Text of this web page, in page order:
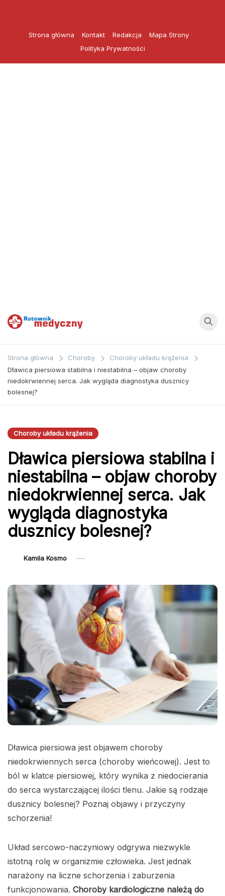
Strona główna Kontakt Redakcja
Mapa Strony
Polityka Prywatności
Ratownik
Medyczny
zagadnieniom z
dziedziny
medycyny oraz
bezpośrednio
medycznego.
Strona główna Choroby
Choroby układu krążenia
Dławica piersiowa stabilna i niestabilna – objaw choroby
niedokrwiennej serca. Jak wygląda diagnostyka dusznicy
bolesnej?
Choroby układu krążenia
Dławica piersiowa stabilna i
niestabilna – objaw choroby
niedokrwiennej serca. Jak
wygląda diagnostyka
dusznicy bolesnej?
Kamila Kosmo
Dławica piersiowa jest objawem choroby
niedokrwiennych serca (choroby wieńcowej). Jest to
ból w klatce piersiowej, który wynika z niedocierania
do serca wystarczającej ilości tlenu. Jakie są rodzaje
dusznicy bolesnej? Poznaj objawy i przyczyny
schorzenia!
Układ sercowo-naczyniowy odgrywa niezwykle
istotną rolę w organizmie człowieka. Jest jednak
narażony na liczne schorzenia i zaburzenia
funkcjonowania. Choroby kardiologiczne należą do